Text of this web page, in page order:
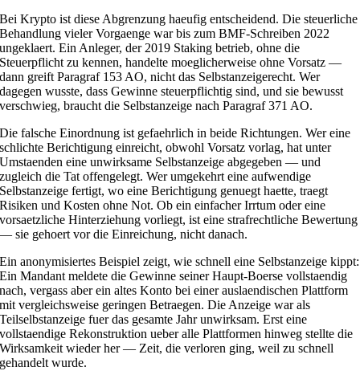
Bei Krypto ist diese Abgrenzung haeufig entscheidend. Die steuerliche
Behandlung vieler Vorgaenge war bis zum BMF-Schreiben 2022
ungeklaert. Ein Anleger, der 2019 Staking betrieb, ohne die
Steuerpflicht zu kennen, handelte moeglicherweise ohne Vorsatz —
dann greift Paragraf 153 AO, nicht das Selbstanzeigerecht. Wer
dagegen wusste, dass Gewinne steuerpflichtig sind, und sie bewusst
verschwieg, braucht die Selbstanzeige nach Paragraf 371 AO.
Die falsche Einordnung ist gefaehrlich in beide Richtungen. Wer eine
schlichte Berichtigung einreicht, obwohl Vorsatz vorlag, hat unter
Umstaenden eine unwirksame Selbstanzeige abgegeben — und
zugleich die Tat offengelegt. Wer umgekehrt eine aufwendige
Selbstanzeige fertigt, wo eine Berichtigung genuegt haette, traegt
Risiken und Kosten ohne Not. Ob ein einfacher Irrtum oder eine
vorsaetzliche Hinterziehung vorliegt, ist eine strafrechtliche Bewertung
— sie gehoert vor die Einreichung, nicht danach.
Ein anonymisiertes Beispiel zeigt, wie schnell eine Selbstanzeige kippt:
Ein Mandant meldete die Gewinne seiner Haupt-Boerse vollstaendig
nach, vergass aber ein altes Konto bei einer auslaendischen Plattform
mit vergleichsweise geringen Betraegen. Die Anzeige war als
Teilselbstanzeige fuer das gesamte Jahr unwirksam. Erst eine
vollstaendige Rekonstruktion ueber alle Plattformen hinweg stellte die
Wirksamkeit wieder her — Zeit, die verloren ging, weil zu schnell
gehandelt wurde.